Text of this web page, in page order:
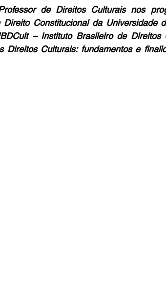
Pragmácio - Anti-Pragmático Yussef
Oriá -Contador de Histórias Anita Mattes
de Direitos Culturais nos
Constitucional da Universidade
– Instituto Brasileiro de Direitos
Direitos Culturais: fundamentos e